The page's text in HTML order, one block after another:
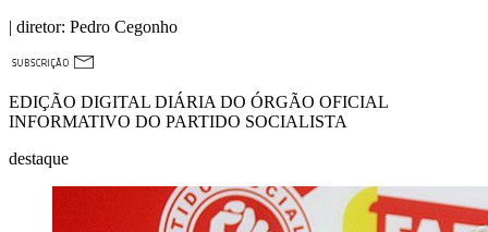
| diretor: Pedro Cegonho
EDIÇÃO DIGITAL DIÁRIA DO ÓRGÃO OFICIAL
INFORMATIVO DO PARTIDO SOCIALISTA
destaque